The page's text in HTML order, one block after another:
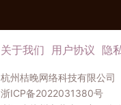
关于我们 用户协议 隐
杭州桔晚网络科技有限公司
浙ICP备2022031380号